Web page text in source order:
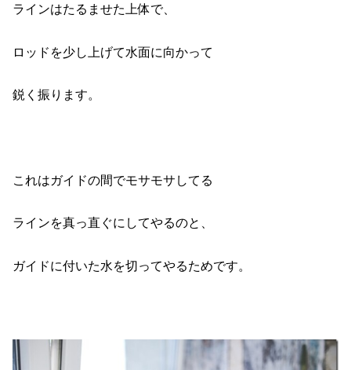
ラインはたるませた上体で、
ロッドを少し上げて水面に向かって
鋭く振ります。
これはガイドの間でモサモサしてる
ラインを真っ直ぐにしてやるのと、
ガイドに付いた水を切ってやるためです。